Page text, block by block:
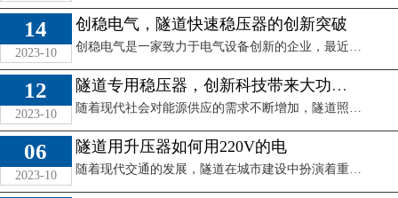
14
2023-10
创稳电气，隧道快速稳压器的创新突破
创稳电气是一家致力于电气设备创新的企业，最近他们的一款革命性的产品——隧道快速稳压器，为隧道电气设备的稳定运行带来了重要的突破。这款稳压器以其先进的技 ...
12
2023-10
隧道专用稳压器，创新科技带来大功率超稳压
随着现代社会对能源供应的需求不断增加，隧道照明、设备运行、通信系统等领域对电力的稳定性和高效性要求也越来越高。为了满足这一需求，隧道专用稳压器应运而生 ...
06
2023-10
隧道用升压器如何用220V的电
随着现代交通的发展，隧道在城市建设中扮演着重要的角色。而为了确保隧道内路灯、监控设备等设施的正常运行，升压器的使用变得不可或缺。你可能会有疑问，隧道用 ...
稳压器价格多少钱一个
查看详情